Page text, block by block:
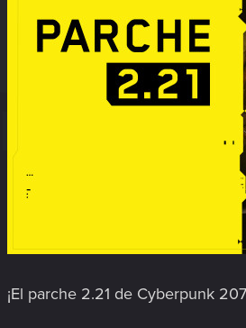
¡El parche 2.21 de Cyberpunk